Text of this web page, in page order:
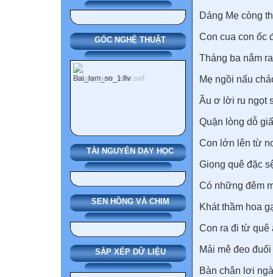
GÓC NGHỆ THUẬT
TÀI NGUYÊN DẠY HỌC
SEN HỒNG VÀ CHIM
SẮP XẾP DỮ LIỆU
Dáng Mẹ còng
Con cua con ốc
Tháng ba nắm
Mẹ ngồi nấu
Ầu ơ lời ru ngọt
Quặn lòng dỗ
Con lớn lên từ
Giọng quê đặc
Có những đêm
Khát thầm hoa
Con ra đi từ quê
Mải mê đeo
Bàn chân lơi